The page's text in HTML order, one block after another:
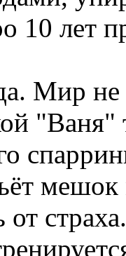
10 лет
Мир не
"Ваня"
мешок
от страха.